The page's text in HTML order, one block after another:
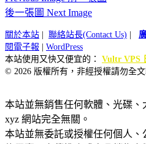
後一張圖 Next Image
關於本站 聯絡站長(Contact Us)
閱電子報
WordPress
本站使用又快又便宜的： Vultr VPS
© 2026 版權所有，非經授權請勿全
本站並無銷售任何軟體、光碟
xyz 網站完全無關。
本站並無委託或授權任何個人